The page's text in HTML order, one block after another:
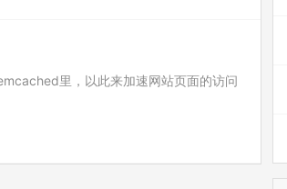
里，以此来加速网站页面的访问